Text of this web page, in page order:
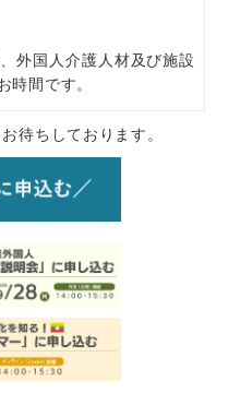
外国人介護人材及び施設
時間です。
待ちしております。